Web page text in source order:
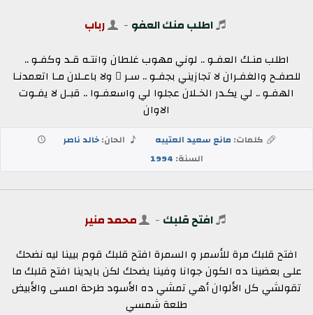
اطلب منك العفو - رباب
اطلب منـك العفـو .. لوني مهوب غلطان وانتـه قـد وكفـو ..
للصفـح والغفـران لا تجازيني بجفـو .. سـر ٍ ولا باعـلان مـا اتعمدنـا
الهفـو .. لي يكـدر الخـلان عجلوا لي واسعفـوا .. قبـل لا يفـوت
الاوان
كلمات: مانع سعيد العتيبه الحان:خالد ناصر
السنة: 1994
افتح قلبك - محمد منير
افتح قلبك مرة للأسمر و السمرة افتح قلبك قوم بيينا ليه نضحك
على بعضينا ده الكون جوانا وفينا يضحك لكن بايدينا افتح قلبك ما
تقولشي كل الألوان أهي تمشي ده الأسود طرحة امسى والأبيض
طلعة شمسي